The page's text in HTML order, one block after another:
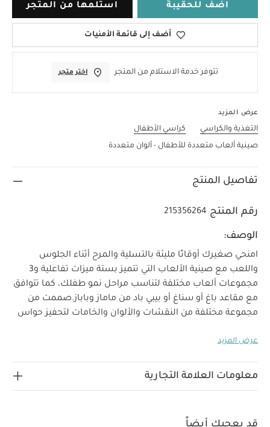
اضف للحقيبة استلمها من المتجر
أضف إلى قائمة الأمنيات
تتوفر خدمة الاستلام من المتجر اختر متجر
عرض المزيد
التغذية والكراسي
كراسي الأطفال
صينية ألعاب متعددة للأطفال - ألوان متعددة
تفاصيل المنتج
رقم المنتج 215356264
الوصف:
امنحي صغيرك أوقاتًا مليئة بالتسلية والمرح أثناء الجلوس
واللعب مع صينية الألعاب التي تتميز بستة ميزات تفاعلية و3
مجموعات ألعاب مختلفة لتناسب مراحل نمو طفلك، كما تتوافق
مع مقاعد باغ أو سناغ أو بيبي باد من ماماز وباباز.صممت من
مجموعة مختلفة من النقشات والألوان والخامات لتحفيز حواس
في الصينية حتى لا يمكن للطفل إسقاطها أو إلقاؤها لتنعمي
High Chair".
خصائص المنتج:
أكريلونتريل بوتادين ستايرين/بولي بروبلين/
عرض المزيد
معلومات العلامة التجارية
قد يعجبك أيضاً